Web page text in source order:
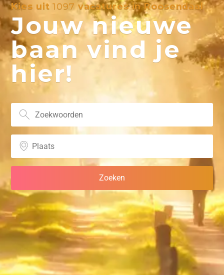
Kies uit1097vacatures in Roosendaal
Jouw nieuwe
baan vind je
hier!